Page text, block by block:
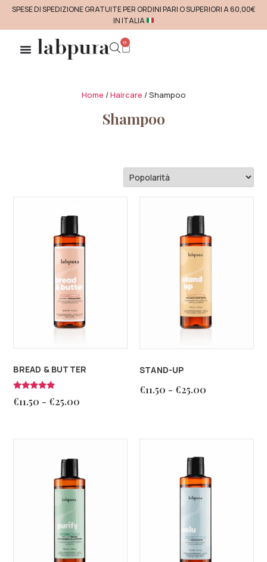
SPESE DI SPEDIZIONE GRATUITE PER ORDINI PARI O SUPERIORI A 60,00€
IN ITALIA
0
Home /Haircare / Shampoo
Shampoo
BREAD & BUTTER
Valutato
5.00
€11.50 - €25.00
STAND-UP
€11.50 - €25.00